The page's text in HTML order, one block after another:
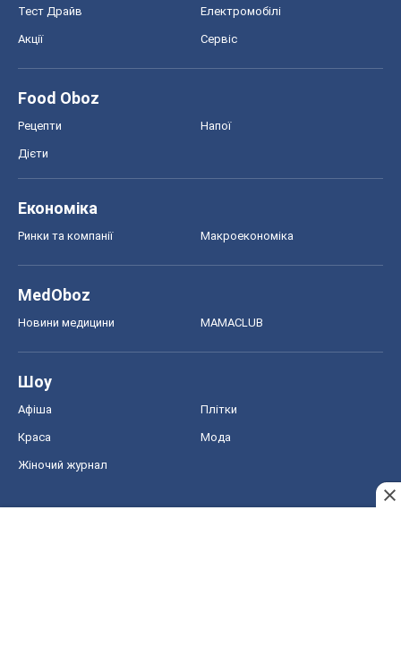
Тест Драйв Електромобілі
Акції Сервіс
Food Oboz
Рецепти Напої
Дієти
Економіка
Ринки та компанії Макроекономіка
MedOboz
Новини медицини MAMACLUB
Шоу
Афіша Плітки
Краса Мода
Жіночий журнал